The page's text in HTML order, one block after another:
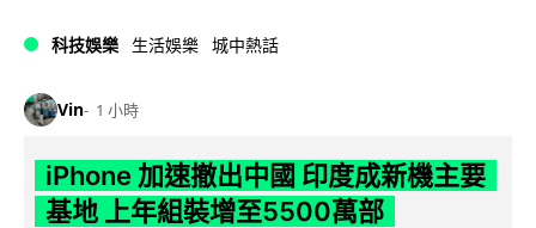
科技娛樂 生活娛樂 城中熱話
Vin 1 小時
iPhone 加速撤出中國 印度成新機主要
基地 上年組裝增至5500萬部